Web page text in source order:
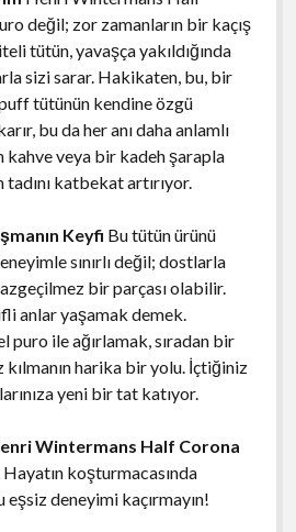
değil; zor zamanların bir kaçış
tütün, yavaşça yakıldığında
sizi sarar. Hakikaten, bu, bir
tütünün kendine özgü
bu da her anı daha anlamlı
veya bir kadeh şarapla
katbekat artırıyor.
Keyfi Bu tütün ürünü
sınırlı değil; dostlarla
bir parçası olabilir.
anlar yaşamak demek.
ile ağırlamak, sıradan bir
kılmanın harika bir yolu. İçtiğiniz
yeni bir tat katıyor.
Wintermans Half Corona
Hayatın koşturmacasında
deneyimi kaçırmayın!